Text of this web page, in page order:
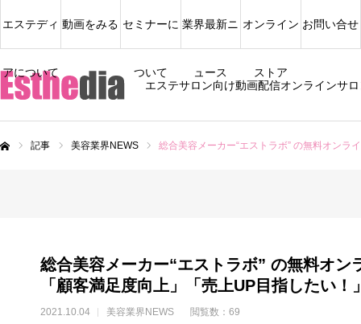
エステサロン向け動画配信オンラインサ
エステディ
アについて
動画をみる セミナーに
ついて
業界最新ニ
ュース
オンライン
ストア
お問い合せ
記事 美容業界NEWS 総合美容メーカー“エストラボ” の無料オン
総合美容メーカー“エストラボ” の無料オン
「顧客満足度向上」「売上UP目指したい
2021.10.04 美容業界NEWS 閲覧数：69